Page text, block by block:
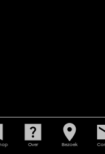
help_center
Over
location_on
Bezoek